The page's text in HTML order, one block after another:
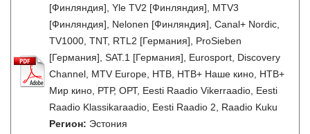
[Финляндия], Yle TV2 [Финляндия], MTV3
[Финляндия], Nelonen [Финляндия], Canal+ Nordic,
TV1000, TNT, RTL2 [Германия], ProSieben
[Германия], SAT.1 [Германия], Eurosport, Discovery
Channel, MTV Europe, НТВ, НТВ+ Наше кино, НТВ+
Мир кино, РТР, ОРТ, Eesti Raadio Vikerraadio, Eesti
Raadio Klassikaraadio, Eesti Raadio 2, Raadio Kuku
Регион: Эстония